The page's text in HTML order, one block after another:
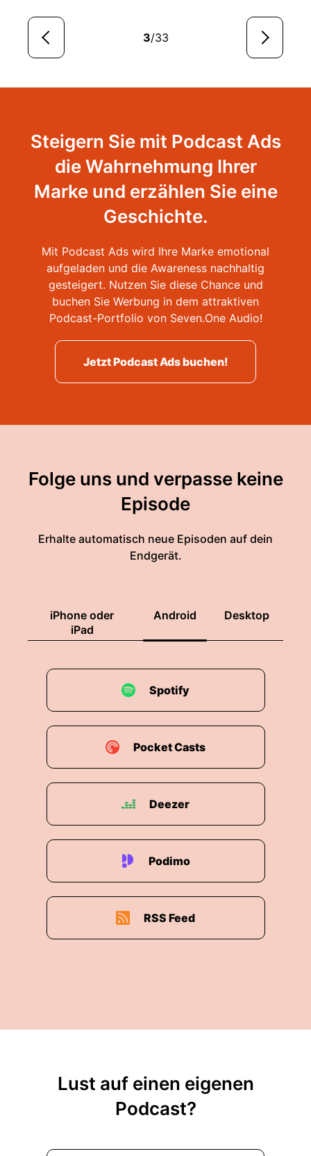
3/33
Steigern Sie mit Podcast Ads
die Wahrnehmung Ihrer
Marke und erzählen Sie eine
Geschichte.
Mit Podcast Ads wird Ihre Marke emotional
aufgeladen und die Awareness nachhaltig
gesteigert. Nutzen Sie diese Chance und
buchen Sie Werbung in dem attraktiven
Podcast-Portfolio von Seven.One Audio!
Jetzt Podcast Ads buchen!
Folge uns und verpasse keine
Episode
Erhalte automatisch neue Episoden auf dein
Endgerät.
iPhone oder
iPad
Android Desktop
Spotify
Pocket Casts
Deezer
Podimo
RSS Feed
Lust auf einen eigenen
Podcast?